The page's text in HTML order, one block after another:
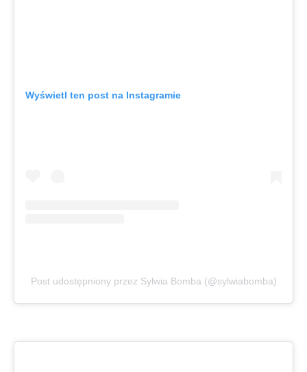
Wyświetl ten post na Instagramie
Post udostępniony przez Sylwia Bomba (@sylwiabomba)